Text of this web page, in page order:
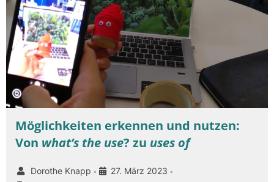
Möglichkeiten erkennen und nutzen:
Von what’s the use? zu uses of
Dorothe Knapp • 27. März 2023 •